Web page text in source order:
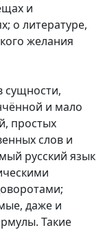
и
о литературе,
желания
сущности,
и мало
простых
слов и
русский язык
даже и
Такие